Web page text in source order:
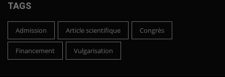
TAGS
Admission Article scientifique Congrès
Financement Vulgarisation